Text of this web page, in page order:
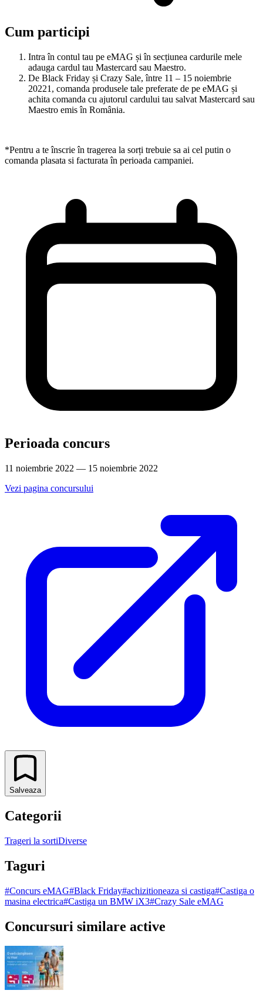
Cum participi
Intra în contul tau pe eMAG și în secțiunea cardurile mele
adauga cardul tau Mastercard sau Maestro.
De Black Friday și Crazy Sale, între 11 – 15 noiembrie
20221, comanda produsele tale preferate de pe eMAG și
achita comanda cu ajutorul cardului tau salvat Mastercard sau
Maestro emis în România.
*Pentru a te înscrie în tragerea la sorți trebuie sa ai cel putin o
comanda plasata si facturata în perioada campaniei.
Perioada concurs
11 noiembrie 2022 — 15 noiembrie 2022
Vezi pagina concursului
Salveaza
Categorii
Trageri la sortiDiverse
Taguri
#Concurs eMAG#Black Friday#achizitioneaza si castiga#Castiga o
masina electrica#Castiga un BMW iX3#Crazy Sale eMAG
Concursuri similare active